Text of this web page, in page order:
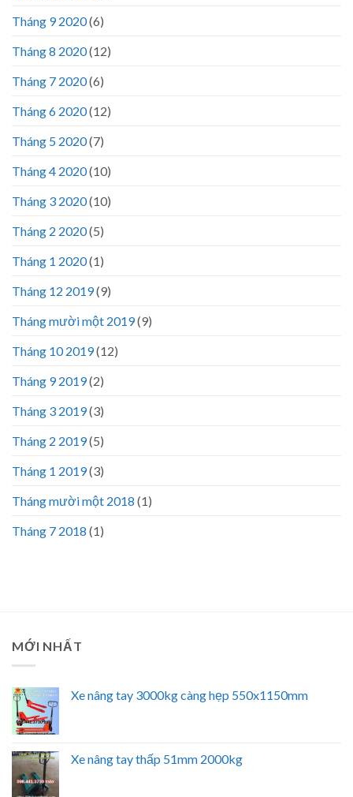
Tháng 9 2020(6)
Tháng 8 2020(12)
Tháng 7 2020(6)
Tháng 6 2020(12)
Tháng 5 2020(7)
Tháng 4 2020(10)
Tháng 3 2020(10)
Tháng 2 2020(5)
Tháng 1 2020(1)
Tháng 12 2019(9)
Tháng mười một 2019(9)
Tháng 10 2019(12)
Tháng 9 2019(2)
Tháng 3 2019(3)
Tháng 2 2019(5)
Tháng 1 2019(3)
Tháng mười một 2018 (1)
Tháng 7 2018 (1)
MỚI NHẤT
Xe nâng tay 3000kg càng hẹp 550x1150mm
Xe nâng tay thấp 51mm 2000kg